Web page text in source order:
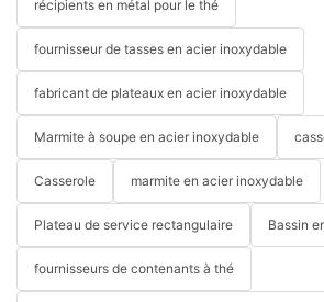
récipients en métal pour le thé
fournisseur de tasses en acier inoxydable
fabricant de plateaux en acier inoxydable
Marmite à soupe en acier inoxydable
Casserole marmite en acier inoxydable
Plateau de service rectangulaire Bassin
fournisseurs de contenants à thé